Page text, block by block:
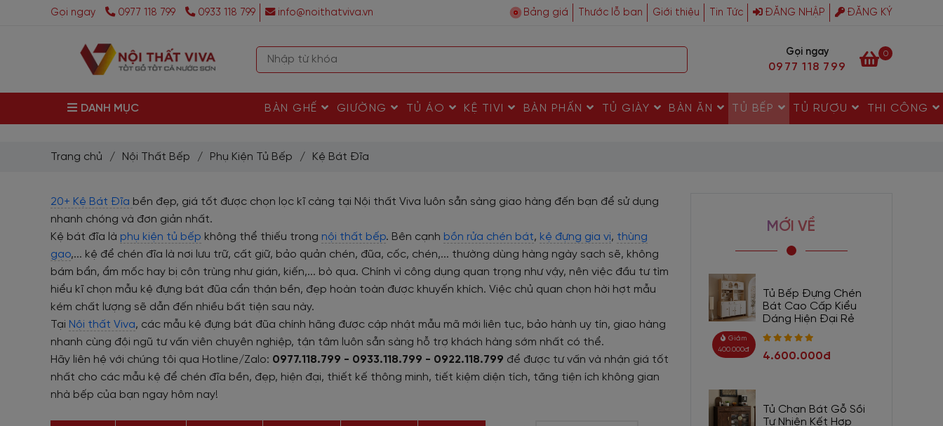
Gọi ngay 0977 118 799 0933 118 799 info@noithatviva.vn Bảng giá Thước lỗ ban Giới thiệu Tin Tức ĐĂNG NHẬP ĐĂNG KÝ
Gọi ngay
0977 118 799
0
DANH MỤC BÀN GHẾ GIƯỜNG TỦ ÁO KỆ TIVI BÀN PHẤN TỦ GIÀY BÀN ĂN TỦ BẾP TỦ RƯỢU THI CÔNG
Trang chủ / Nội Thất Bếp / Phụ Kiện Tủ Bếp / Kệ Bát Đĩa
20+ Kệ Bát Đĩa bền đẹp, giá tốt được chọn lọc kĩ càng tại Nội thất Viva luôn sẵn sàng giao hàng đến bạn để sử dụng
nhanh chóng và đơn giản nhất.
Kệ bát đĩa là phụ kiện tủ bếp không thể thiếu trong nội thất bếp. Bên cạnh bồn rửa chén bát, kệ đựng gia vị, thùng
gạo,... kệ để chén đĩa là nơi lưu trữ, cất giữ, bảo quản chén, đũa, cốc, chén,... thường dùng hàng ngày sạch sẽ, không
bám bẩn, ẩm mốc hay bị côn trùng như gián, kiến,... bò qua. Chính vì công dụng quan trọng như vậy, nên việc đầu tư tìm
hiểu kĩ chọn mẫu kệ đựng bát đũa cẩn thận bền, đẹp hoàn toàn được khuyến khích. Việc chủ quan chọn hời hợt mẫu
kém chất lượng sẽ dẫn đến nhiều bất tiện sau này.
Tại Nội thất Viva, các mẫu kệ đựng bát đũa chính hãng được cập nhật mẫu mã mới liên tục, bảo hành uy tín, giao hàng
nhanh cùng đội ngũ tư vấn viên chuyên nghiệp, tận tâm luôn sẵn sàng hỗ trợ khách hàng sớm nhất có thể.
Hãy liên hệ với chúng tôi qua Hotline/Zalo: 0977.118.799 - 0933.118.799 - 0922.118.799 để được tư vấn và nhận giá tốt
nhất cho các mẫu kệ để chén đĩa bền, đẹp, hiện đại, thiết kế thông minh, tiết kiệm diện tích, tăng tiện ích không gian
nhà bếp của bạn ngay hôm nay!
MỚI VỀ
Giảm
400.000đ
Tủ Bếp Đựng Chén
Bát Cao Cấp Kiểu
Dáng Hiện Đại Rẻ
4.600.000đ
Tủ Chạn Bát Gỗ Sồi
Tự Nhiên Kết Hợp